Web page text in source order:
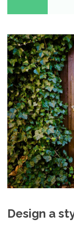
Design a